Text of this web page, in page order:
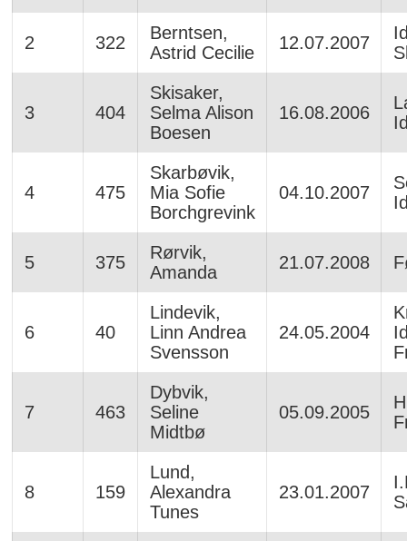
2 322
Berntsen,
Astrid Cecilie
12.07.2007
3 404
Skisaker,
Selma Alison
Boesen
16.08.2006
4 475
Skarbøvik,
Mia Sofie
Borchgrevink
04.10.2007
5 375
Rørvik,
Amanda
21.07.2008
6 40
Lindevik,
Linn Andrea
Svensson
24.05.2004
7 463
Dybvik,
Seline
Midtbø
05.09.2005
8 159
Lund,
Alexandra
Tunes
23.01.2007